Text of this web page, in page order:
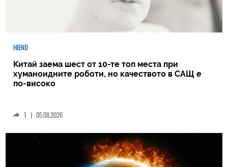
HIEND
Китай заема шест от 10-те топ места при
хуманоидните роботи, но качеството в САЩ е
по-високо
1 | 05.08.2026